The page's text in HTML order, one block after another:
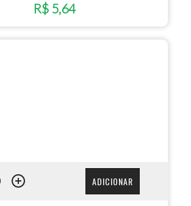
R$ 5,64
ADICIONAR